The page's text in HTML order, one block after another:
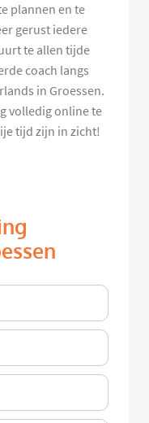
plannen en te
gerust iedere
te allen tijde
coach langs
in Groessen.
volledig online te
tijd zijn in zicht!